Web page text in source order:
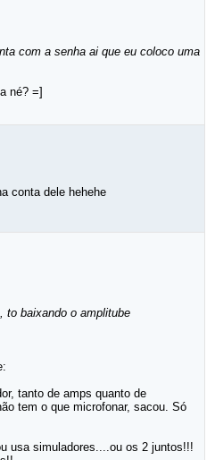
com a senha ai que eu coloco uma
né? =]
conta dele hehehe
to baixando o amplitube
tanto de amps quanto de
tem o que microfonar, sacou. Só
usa simuladores....ou os 2 juntos!!!